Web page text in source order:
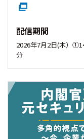
配信期間
2026年7月2日(木）
分